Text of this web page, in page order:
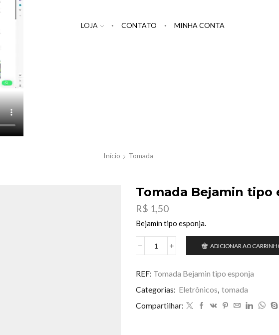
LOJA CONTATO MINHA CONTA
Início Tomada
Tomada Bejamin tipo
R$ 1,50
Bejamin tipo esponja.
Tomada
tipo
quantidade
ADICIONAR AO
REF: Tomada Bejamin tipo esponja
Categorias: Eletrônicos, tomada
Compartilhar: